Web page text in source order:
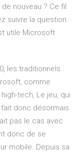
nouveau ? Ce fil
suivre la question
utile Microsoft
les traditionnels
comme
tech, Le jeu, qui
donc désormais
pas le cas avec
donc de se
mobile. Depuis sa